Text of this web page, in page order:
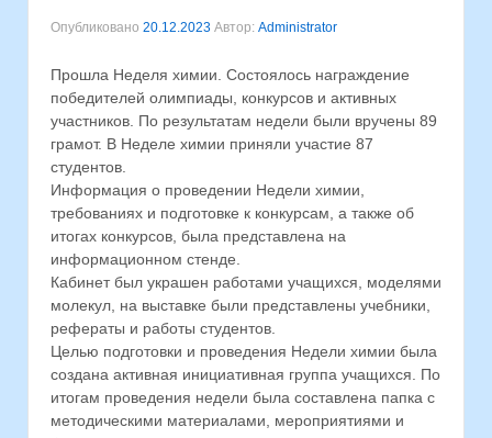
Опубликовано 20.12.2023 Автор: Administrator
Прошла Неделя химии. Состоялось награждение
победителей олимпиады, конкурсов и активных
участников. По результатам недели были вручены 89
грамот. В Неделе химии приняли участие 87
студентов.
Информация о проведении Недели химии,
требованиях и подготовке к конкурсам, а также об
итогах конкурсов, была представлена на
информационном стенде.
Кабинет был украшен работами учащихся, моделями
молекул, на выставке были представлены учебники,
рефераты и работы студентов.
Целью подготовки и проведения Недели химии была
создана активная инициативная группа учащихся. По
итогам проведения недели была составлена папка с
методическими материалами, мероприятиями и